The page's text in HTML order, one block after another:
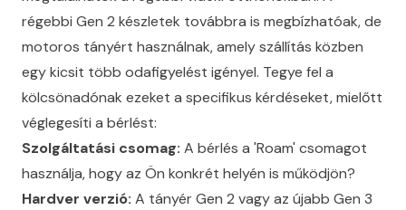
régebbi Gen 2 készletek továbbra is megbízhatóak, de
motoros tányért használnak, amely szállítás közben
egy kicsit több odafigyelést igényel. Tegye fel a
kölcsönadónak ezeket a specifikus kérdéseket, mielőtt
véglegesíti a bérlést:
Szolgáltatási csomag: A bérlés a 'Roam' csomagot
használja, hogy az Ön konkrét helyén is működjön?
Hardver verzió: A tányér Gen 2 vagy az újabb Gen 3